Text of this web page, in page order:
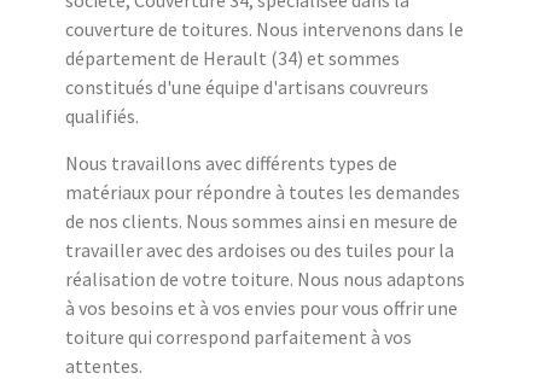
couverture de toitures. Nous intervenons dans le
département de Herault (34) et sommes
constitués d'une équipe d'artisans couvreurs
qualifiés.
Nous travaillons avec différents types de
matériaux pour répondre à toutes les demandes
de nos clients. Nous sommes ainsi en mesure de
travailler avec des ardoises ou des tuiles pour la
réalisation de votre toiture. Nous nous adaptons
à vos besoins et à vos envies pour vous offrir une
toiture qui correspond parfaitement à vos
attentes.